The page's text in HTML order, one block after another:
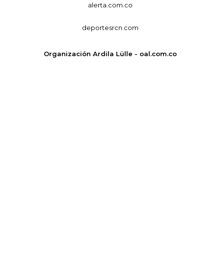
alerta.com.co
deportesrcn.com
Organización Ardila Lülle - oal.com.co